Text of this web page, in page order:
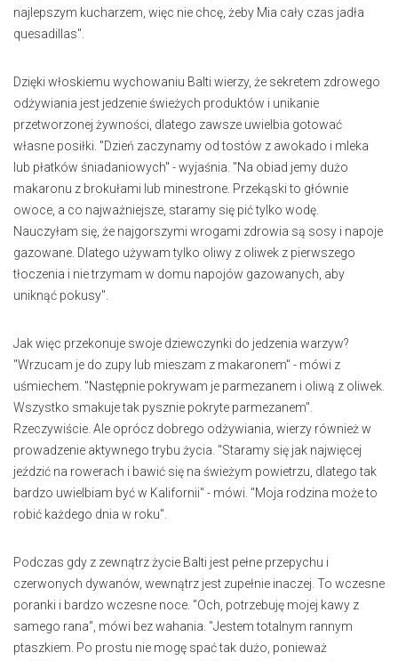
najlepszym kucharzem, więc nie chcę, żeby Mia cały czas jadła
quesadillas".
Dzięki włoskiemu wychowaniu Balti wierzy, że sekretem zdrowego
odżywiania jest jedzenie świeżych produktów i unikanie
przetworzonej żywności, dlatego zawsze uwielbia gotować
własne posiłki. "Dzień zaczynamy od tostów z awokado i mleka
lub płatków śniadaniowych" - wyjaśnia. "Na obiad jemy dużo
makaronu z brokułami lub minestrone. Przekąski to głównie
owoce, a co najważniejsze, staramy się pić tylko wodę.
Nauczyłam się, że najgorszymi wrogami zdrowia są sosy i napoje
gazowane. Dlatego używam tylko oliwy z oliwek z pierwszego
tłoczenia i nie trzymam w domu napojów gazowanych, aby
uniknąć pokusy".
Jak więc przekonuje swoje dziewczynki do jedzenia warzyw?
"Wrzucam je do zupy lub mieszam z makaronem" - mówi z
uśmiechem. "Następnie pokrywam je parmezanem i oliwą z oliwek.
Wszystko smakuje tak pysznie pokryte parmezanem".
Rzeczywiście. Ale oprócz dobrego odżywiania, wierzy również w
prowadzenie aktywnego trybu życia. "Staramy się jak najwięcej
jeździć na rowerach i bawić się na świeżym powietrzu, dlatego tak
bardzo uwielbiam być w Kalifornii" - mówi. "Moja rodzina może to
robić każdego dnia w roku".
Podczas gdy z zewnątrz życie Balti jest pełne przepychu i
czerwonych dywanów, wewnątrz jest zupełnie inaczej. To wczesne
poranki i bardzo wczesne noce. "Och, potrzebuję mojej kawy z
samego rana", mówi bez wahania. "Jestem totalnym rannym
ptaszkiem. Po prostu nie mogę spać tak dużo, ponieważ